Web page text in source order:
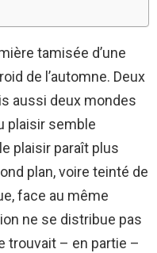
tamisée d’une
de l’automne. Deux
aussi deux mondes
plaisir semble
plaisir paraît plus
plan, voire teinté de
face au même
ne se distribue pas
trouvait – en partie –